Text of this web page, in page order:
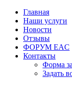
Главная
Наши услуги
Новости
Отзывы
ФОРУМ EAC
Контакты
Форма
Задать